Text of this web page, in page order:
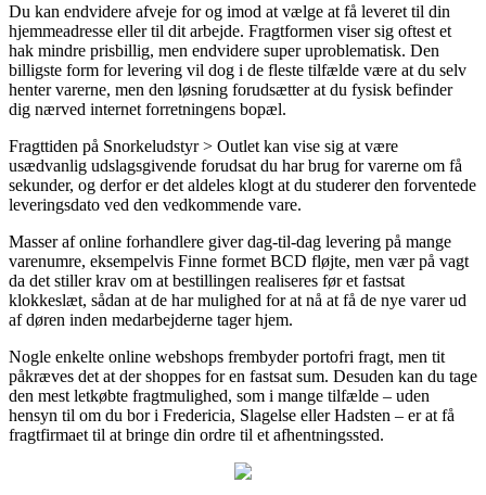
Du kan endvidere afveje for og imod at vælge at få leveret til din
hjemmeadresse eller til dit arbejde. Fragtformen viser sig oftest et
hak mindre prisbillig, men endvidere super uproblematisk. Den
billigste form for levering vil dog i de fleste tilfælde være at du selv
henter varerne, men den løsning forudsætter at du fysisk befinder
dig nærved internet forretningens bopæl.
Fragttiden på Snorkeludstyr > Outlet kan vise sig at være
usædvanlig udslagsgivende forudsat du har brug for varerne om få
sekunder, og derfor er det aldeles klogt at du studerer den forventede
leveringsdato ved den vedkommende vare.
Masser af online forhandlere giver dag-til-dag levering på mange
varenumre, eksempelvis Finne formet BCD fløjte, men vær på vagt
da det stiller krav om at bestillingen realiseres før et fastsat
klokkeslæt, sådan at de har mulighed for at nå at få de nye varer ud
af døren inden medarbejderne tager hjem.
Nogle enkelte online webshops frembyder portofri fragt, men tit
påkræves det at der shoppes for en fastsat sum. Desuden kan du tage
den mest letkøbte fragtmulighed, som i mange tilfælde – uden
hensyn til om du bor i Fredericia, Slagelse eller Hadsten – er at få
fragtfirmaet til at bringe din ordre til et afhentningssted.